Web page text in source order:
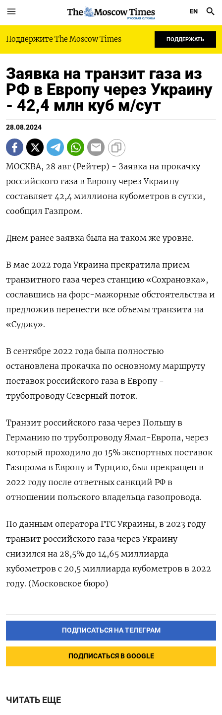
РУССКАЯ СЛУЖБА
EN
Поддержите The Moscow Times ПОДДЕРЖАТЬ
Заявка на транзит газа из
РФ в Европу через Украину
- 42,4 млн куб м/сут
28.08.2024
МОСКВА, 28 авг (Рейтер) - Заявка на прокачку
российского газа в Европу через Украину
составляет 42,4 миллиона кубометров в сутки,
сообщил Газпром.
Днем ранее заявка была на таком же уровне.
В мае 2022 года Украина прекратила прием
транзитного газа через станцию «Сохрановка»,
сославшись на форс-мажорные обстоятельства и
предложив перенести все объемы транзита на
«Суджу».
В сентябре 2022 года была полностью
остановлена прокачка по основному маршруту
поставок российского газа в Европу -
трубопроводу Северный поток.
Транзит российского газа через Польшу в
Германию по трубопроводу Ямал-Европа, через
который проходило до 15% экспортных поставок
Газпрома в Европу и Турцию, был прекращен в
2022 году после ответных санкций РФ в
отношении польского владельца газопровода.
По данным оператора ГТС Украины, в 2023 году
транзит российского газа через Украину
снизился на 28,5% до 14,65 миллиарда
кубометров с 20,5 миллиарда кубометров в 2022
году. (Московское бюро)
ПОДПИСАТЬСЯ НА ТЕЛЕГРАМ
ПОДПИСАТЬСЯ В GOOGLE
ЧИТАТЬ ЕЩЕ